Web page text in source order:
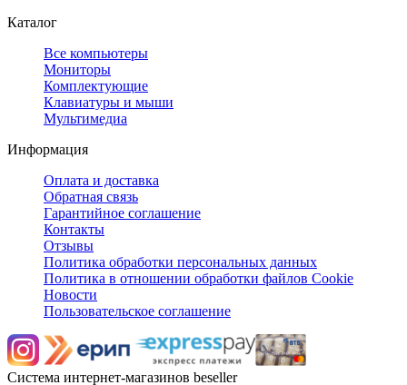
Каталог
Все компьютеры
Мониторы
Комплектующие
Клавиатуры и мыши
Мультимедиа
Информация
Оплата и доставка
Обратная связь
Гарантийное соглашение
Контакты
Отзывы
Политика обработки персональных данных
Политика в отношении обработки файлов Cookie
Новости
Пользовательское соглашение
Система интернет-магазинов beseller